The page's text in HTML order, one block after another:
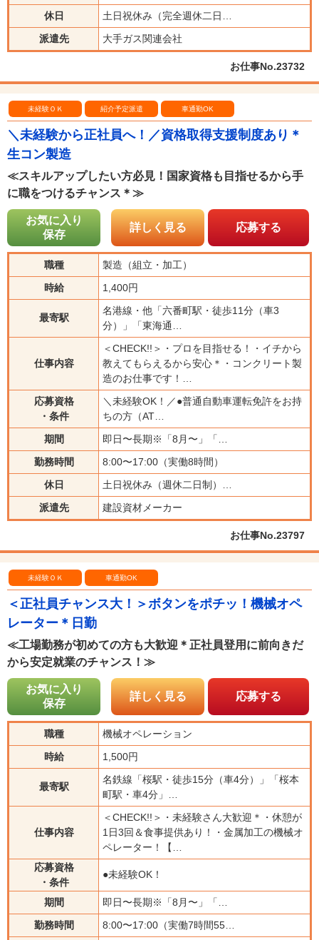
休日
土日祝休み（完全週休二日…
派遣先
大手ガス関連会社
お仕事No.23732
未経験ＯＫ 紹介予定派遣 車通勤OK
＼未経験から正社員へ！／資格取得支援制度あり＊
生コン製造
≪スキルアップしたい方必見！国家資格も目指せるから手
に職をつけるチャンス＊≫
お気に入り
保存
詳しく見る 応募する
職種
製造（組立・加工）
時給
1,400円
最寄駅
名港線・他「六番町駅・徒歩11分（車3
分）」「東海通…
仕事内容
＜CHECK!!＞・プロを目指せる！・イチから
教えてもらえるから安心＊・コンクリート製
造のお仕事です！…
応募資格
・条件
＼未経験OK！／●普通自動車運転免許をお持
ちの方（AT…
期間
即日〜長期※「8月〜」「…
勤務時間
8:00〜17:00（実働8時間）
休日
土日祝休み（週休二日制）…
派遣先
建設資材メーカー
お仕事No.23797
未経験ＯＫ 車通勤OK
＜正社員チャンス大！＞ボタンをポチッ！機械オペ
レーター＊日勤
≪工場勤務が初めての方も大歓迎＊正社員登用に前向きだ
から安定就業のチャンス！≫
お気に入り
保存
詳しく見る 応募する
職種
機械オペレーション
時給
1,500円
最寄駅
名鉄線「桜駅・徒歩15分（車4分）」「桜本
町駅・車4分」…
仕事内容
＜CHECK!!＞・未経験さん大歓迎＊・休憩が
1日3回＆食事提供あり！・金属加工の機械オ
ペレーター！【…
応募資格
・条件
●未経験OK！
期間
即日〜長期※「8月〜」「…
勤務時間
8:00〜17:00（実働7時間55…